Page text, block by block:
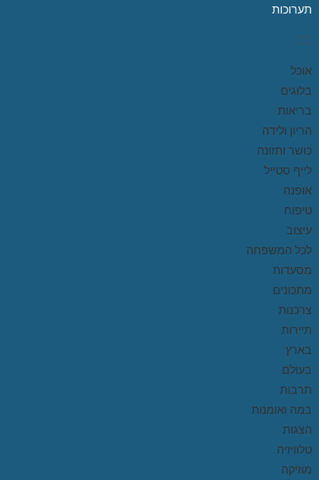
תערוכות
אוכל
בלוגים
בריאות
הריון ולידה
כושר ותזונה
לייף סטייל
אופנה
טיפוח
עיצוב
לכל המשפחה
מסעדות
מתכונים
צרכנות
תיירות
בארץ
בעולם
תרבות
במה ואומנות
הצגות
טלוויזיה
מוזיקה